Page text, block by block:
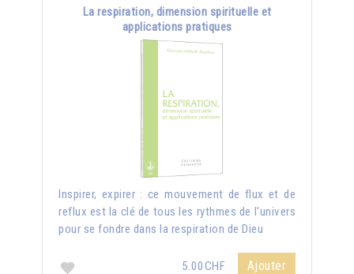
La respiration, dimension spirituelle et
applications pratiques
Inspirer, expirer : ce mouvement de flux et de
reflux est la clé de tous les rythmes de l'univers
pour se fondre dans la respiration de Dieu
5.00CHF Ajouter